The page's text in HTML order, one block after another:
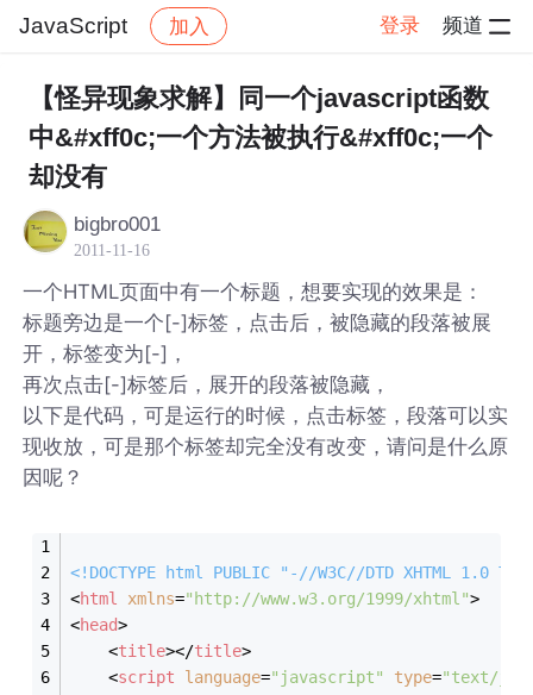
JavaScript 加入 登录 频道
社区 JavaScript 帖子详情
【怪异现象求解】同一个javascript函数
中&#xff0c;一个方法被执行&#xff0c;一个
却没有
bigbro001
2011-11-16
一个HTML页面中有一个标题，想要实现的效果是：
标题旁边是一个[-]标签，点击后，被隐藏的段落被展
开，标签变为[-]，
再次点击[-]标签后，展开的段落被隐藏，
以下是代码，可是运行的时候，点击标签，段落可以实
现收放，可是那个标签却完全没有改变，请问是什么原
因呢？
<!DOCTYPE html PUBLIC
"-//W3C//DTD XHTML 1.0
<html xmlns="http://www.w3.org/1999/xhtml">
<head>
<title></title>
<script language="javascript" type="text/